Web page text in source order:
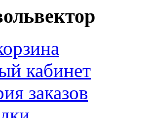
кабинет
заказов